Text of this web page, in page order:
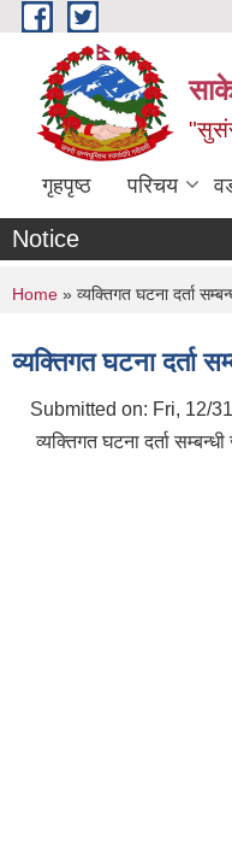
Skip to main content
गृहपृष्ठ परिचय
Notice
You are here
Home » व्यक्तिगत घटना दर्ता
व्यक्तिगत घटना दर्ता
Submitted on: Fri, 12/
व्यक्तिगत घटना दर्ता सम्बन्धी